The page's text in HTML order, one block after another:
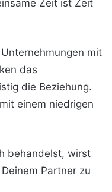
Zeit ist Zeit
mit
das
die Beziehung.
einem niedrigen
behandelst, wirst
Partner zu